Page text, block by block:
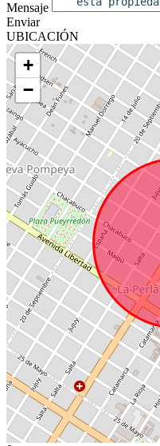
Mensaje
Enviar
UBICACIÓN
+
−